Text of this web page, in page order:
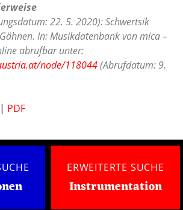
22. 5. 2020): Schwertsik
In: Musikdatenbank von mica –
abrufbar unter:
node/118044(Abrufdatum: 9.
| PDF
ERWEITERTE SUCHE
Instrumentation